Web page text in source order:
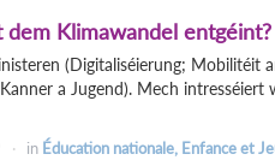
Klimawandel entgéint?
(Digitaliséierung; Mobilitéit
a Jugend). Mech
in Éducation nationale, Enfance et